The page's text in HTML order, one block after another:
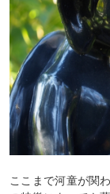
ここまで河童が関